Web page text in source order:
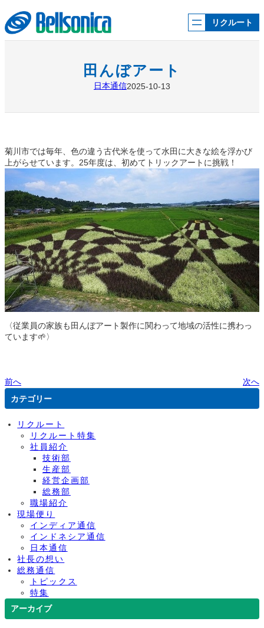
容
を
ス
リクルート
田んぼアート
日本通信2025-10-13
菊川市では毎年、色の違う古代米を使って水田に大きな絵を浮かび
上がらせています。25年度は、初めてトリックアートに挑戦！
〈従業員の家族も田んぼアート製作に関わって地域の活性に携わっ
ています🌱〉
前へ
次へ
カテゴリー
リクルート
リクルート特集
社員紹介
技術部
生産部
経営企画部
総務部
職場紹介
現場便り
インディア通信
インドネシア通信
日本通信
社長の想い
総務通信
トピックス
特集
アーカイブ